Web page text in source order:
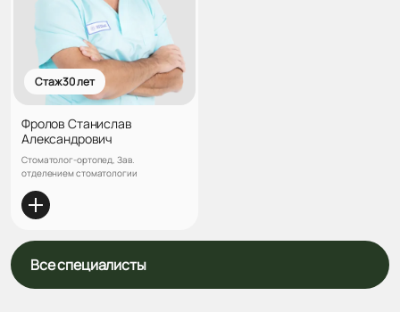
Стаж 30 лет
Фролов Станислав
Александрович
Стоматолог-ортопед, Зав.
отделением стоматологии
Все специалисты